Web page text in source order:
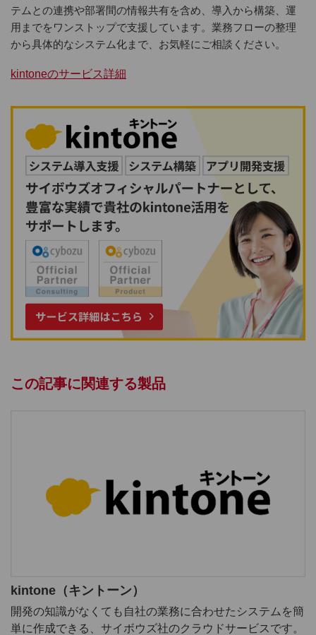
テムとの連携や部署間の情報共有を含め、導入から構築、運
用までをワンストップで支援しています。業務フローの整理
から具体的なシステム化まで、お気軽にご相談ください。
kintoneのサービス詳細
この記事に関連する製品
kintone（キントーン）
開発の知識がなくても自社の業務に合わせたシステムを簡
単に作成できる、サイボウズ社のクラウドサービスです。